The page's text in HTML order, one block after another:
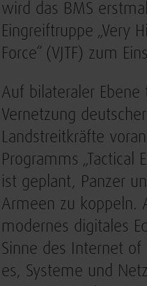
wird das BMS
Eingreiftruppe „Very
Force“ (VJTF) zum
Auf bilateraler
Vernetzung
Landstreitkräfte
Programms „Tactical
ist geplant, Panzer
Armeen zu koppeln.
modernes digitales
Sinne des Internet
es, Systeme und